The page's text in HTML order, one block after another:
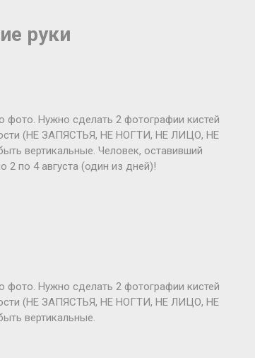
руки
Нужно сделать 2 фотографии кистей
(НЕ ЗАПЯСТЬЯ, НЕ НОГТИ, НЕ ЛИЦО, НЕ
вертикальные. Человек, оставивший
2 по 4 августа (один из дней)!
Нужно сделать 2 фотографии кистей
(НЕ ЗАПЯСТЬЯ, НЕ НОГТИ, НЕ ЛИЦО, НЕ
вертикальные.